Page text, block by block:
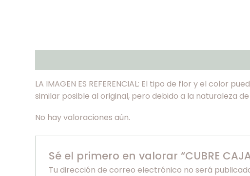
LA IMAGEN ES REFERENCIAL: El tipo de flor y el color
similar posible al original, pero debido a la naturaleza
No hay valoraciones aún.
Sé el primero en valorar “CUBRE CAJA
Tu dirección de correo electrónico no será